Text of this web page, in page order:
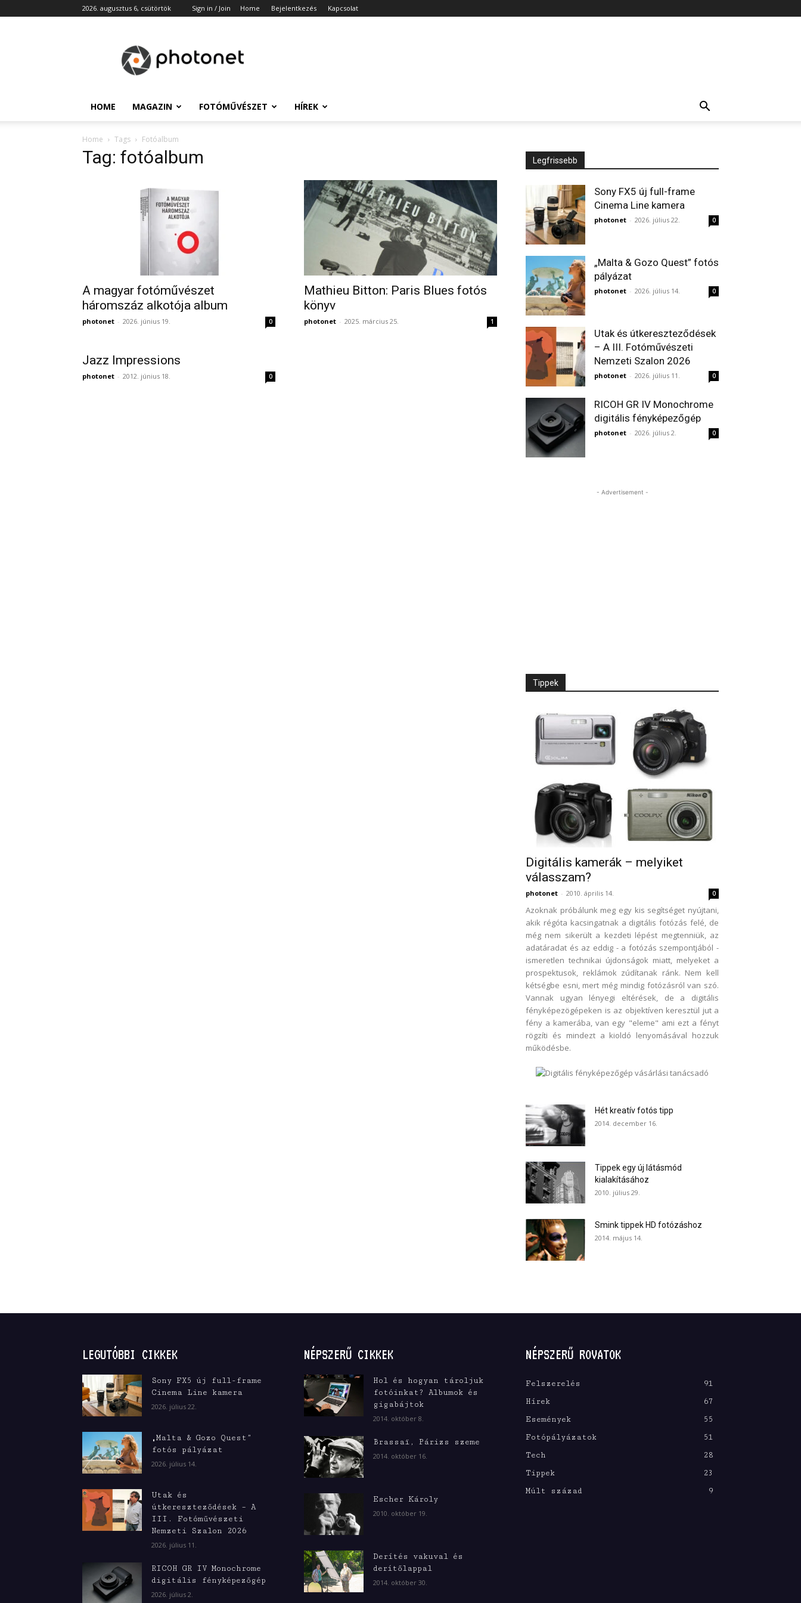
2026. augusztus 6, csütörtök Sign in / Join Home Bejelentkezés Kapcsolat
HOME MAGAZIN FOTÓMŰVÉSZET HÍREK
Home Tags Fotóalbum
Tag: fotóalbum
A magyar fotóművészet
háromszáz alkotója album
photonet - 2026. június 19. 0
Mathieu Bitton: Paris Blues fotós
könyv
photonet - 2025. március 25. 1
Jazz Impressions
photonet - 2012. június 18. 0
Legfrissebb
Sony FX5 új full-frame
Cinema Line kamera
photonet - 2026. július 22. 0
„Malta & Gozo Quest” fotós
pályázat
photonet - 2026. július 14. 0
Utak és útkereszteződések
– A III. Fotóművészeti
Nemzeti Szalon 2026
photonet - 2026. július 11. 0
RICOH GR IV Monochrome
digitális fényképezőgép
photonet - 2026. július 2. 0
- Advertisement -
Tippek
Digitális kamerák – melyiket
válasszam?
photonet - 2010. április 14. 0
Azoknak próbálunk meg egy kis segítséget nyújtani,
akik régóta kacsingatnak a digitális fotózás felé, de
még nem sikerült a kezdeti lépést megtenniük, az
adatáradat és az eddig - a fotózás szempontjából -
ismeretlen technikai újdonságok miatt, melyeket a
prospektusok, reklámok zúdítanak ránk. Nem kell
kétségbe esni, mert még mindig fotózásról van szó.
Vannak ugyan lényegi eltérések, de a digitális
fényképezögépeken is az objektíven keresztül jut a
fény a kamerába, van egy "eleme" ami ezt a fényt
rögzíti és mindezt a kioldó lenyomásával hozzuk
működésbe.
Hét kreatív fotós tipp
2014. december 16.
Tippek egy új látásmód
kialakításához
2010. július 29.
Smink tippek HD fotózáshoz
2014. május 14.
LEGUTÓBBI CIKKEK
Sony FX5 új full-frame
Cinema Line kamera
2026. július 22.
„Malta & Gozo Quest”
fotós pályázat
2026. július 14.
Utak és
útkereszteződések – A
III. Fotóművészeti
Nemzeti Szalon 2026
2026. július 11.
RICOH GR IV Monochrome
digitális fényképezőgép
2026. július 2.
NÉPSZERŰ CIKKEK
Hol és hogyan tároljuk
fotóinkat? Albumok és
gigabájtok
2014. október 8.
Brassaï, Párizs szeme
2014. október 16.
Escher Károly
2010. október 19.
Derítés vakuval és
derítőlappal
2014. október 30.
NÉPSZERŰ ROVATOK
Felszerelés
91
Hírek
67
Események
55
Fotópályázatok
51
Tech
28
Tippek
23
Múlt század
9